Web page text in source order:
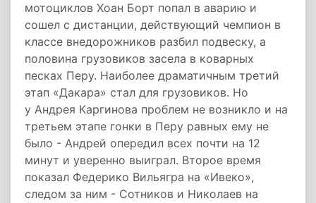
мотоциклов Хоан Борт попал в аварию и
сошел с дистанции, действующий чемпион в
классе внедорожников разбил подвеску, а
половина грузовиков засела в коварных
песках Перу. Наиболее драматичным третий
этап «Дакара» стал для грузовиков. Но
у Андрея Каргинова проблем не возникло и на
третьем этапе гонки в Перу равных ему не
было - Андрей опередил всех почти на 12
минут и уверенно выиграл. Второе время
показал Федерико Вильягра на «Ивеко»,
следом за ним - Сотников и Николаев на